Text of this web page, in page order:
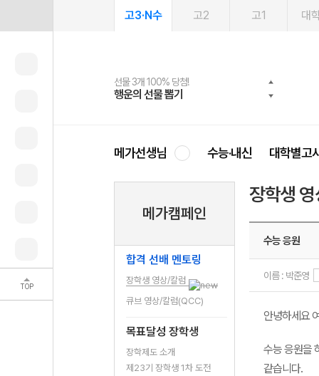
TOP
고3·N수 고2 고1 대
선물 3개 100% 당첨!
행운의 선물 뽑기
선물 100% 증정!
메가스터디 X 올리브
여름방학 스터디 캐시백
메가런 썸머스쿨
2027 러셀 단과
강사 공개선발
스마트러닝앱
설문 EVENT
메가패스
3일 무료 체험권
메가패스 수강생 무료혜택!
메가클럽 멤버십
사회공헌 캠페인
희망이룸 메가나눔
메가선생님 수능·내신 대학별고
메가캠페인
합격 선배 멘토링
장학생 영상/칼럼
큐브 영상/칼럼(QCC)
목표달성 장학생
장학제도 소개
제23기 장학생 1차 도전
장학생
수능 응원
이름 : 박준영
안녕하세요
수능 응원을
같습니다.